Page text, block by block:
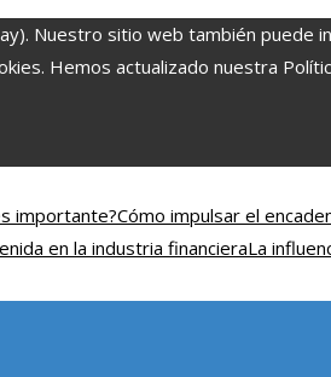
Nuestro sitio web también puede
Hemos actualizado nuestra
importante?Cómo impulsar el
en la industria financieraLa